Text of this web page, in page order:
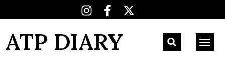
ATP DIARY